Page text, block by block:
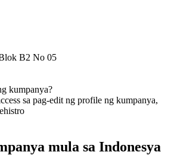
B2 No 05
kumpanya?
sa pag-edit ng profile ng kumpanya,
mula sa Indonesya